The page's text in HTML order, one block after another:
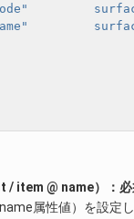
item @ name）：必
属性値）を設定